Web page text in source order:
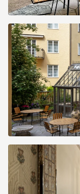
IMG_9676.jpeg
image.jpg